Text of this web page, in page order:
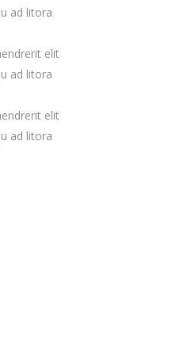
ad litora
elit
ad litora
elit
ad litora